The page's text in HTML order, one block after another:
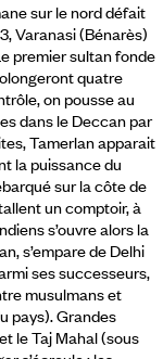
sur le nord défait
Varanasi (Bénarès)
premier sultan fonde
quatre
on pousse au
dans le Deccan par
Tamerlan apparait
la puissance du
sur la côte de
un comptoir, à
s’ouvre alors la
s’empare de Delhi
ses successeurs,
musulmans et
pays). Grandes
le Taj Mahal (sous